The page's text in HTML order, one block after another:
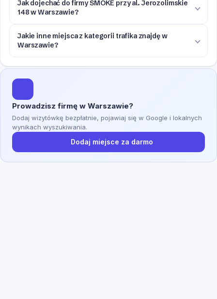
Jak dojechać do firmy SMOKE przy al. Jerozolimskie
148 w Warszawie?
Jakie inne miejsca z kategorii trafika znajdę w
Warszawie?
Prowadzisz firmę w Warszawie?
Dodaj wizytówkę bezpłatnie, pojawiaj się w Google i lokalnych
wynikach wyszukiwania.
Dodaj miejsce za darmo